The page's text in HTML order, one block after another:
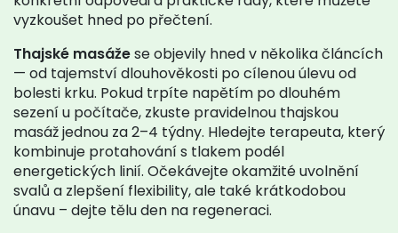
vyzkoušet hned po přečtení.
Thajské masážese objevily hned v několika článcích
— od tajemství dlouhověkosti po cílenou úlevu od
bolesti krku. Pokud trpíte napětím po dlouhém
sezení u počítače, zkuste pravidelnou thajskou
masáž jednou za 2–4 týdny. Hledejte terapeuta, který
kombinuje protahování s tlakem podél
energetických linií. Očekávejte okamžité uvolnění
svalů a zlepšení flexibility, ale také krátkodobou
únavu – dejte tělu den na regeneraci.